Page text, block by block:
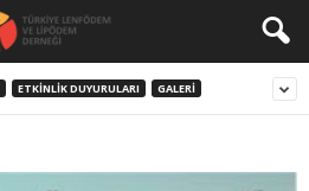
ETKINLIK DUYURULARI GALERI